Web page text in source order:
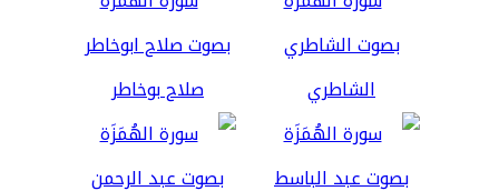
الشاطري صلاح بوخاطر